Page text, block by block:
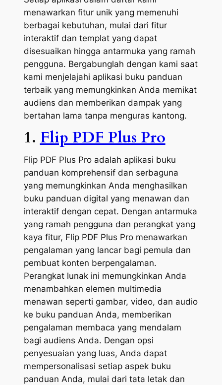
menawarkan fitur unik yang memenuhi
berbagai kebutuhan, mulai dari fitur
interaktif dan templat yang dapat
disesuaikan hingga antarmuka yang ramah
pengguna. Bergabunglah dengan kami saat
kami menjelajahi aplikasi buku panduan
terbaik yang memungkinkan Anda memikat
audiens dan memberikan dampak yang
bertahan lama tanpa menguras kantong.
1. Flip PDF Plus Pro
Flip PDF Plus Pro adalah aplikasi buku
panduan komprehensif dan serbaguna
yang memungkinkan Anda menghasilkan
buku panduan digital yang menawan dan
interaktif dengan cepat. Dengan antarmuka
yang ramah pengguna dan perangkat yang
kaya fitur, Flip PDF Plus Pro menawarkan
pengalaman yang lancar bagi pemula dan
pembuat konten berpengalaman.
Perangkat lunak ini memungkinkan Anda
menambahkan elemen multimedia
menawan seperti gambar, video, dan audio
ke buku panduan Anda, memberikan
pengalaman membaca yang mendalam
bagi audiens Anda. Dengan opsi
penyesuaian yang luas, Anda dapat
mempersonalisasi setiap aspek buku
panduan Anda, mulai dari tata letak dan